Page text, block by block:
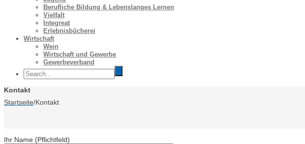
Berufliche Bildung & Lebenslanges Lernen
Vielfalt
Integreat
Erlebnisbücherei
Wirtschaft
Wein
Wirtschaft und Gewerbe
Gewerbeverband
Kontakt
Startseite/Kontakt
Ihr Name (Pflichtfeld)